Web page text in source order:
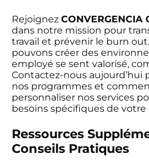
Rejoignez
dans notre mission pour
travail et prévenir le burn
pouvons créer des
employé se sent valorisé,
Contactez-nous aujourd’hui
nos programmes et
personnaliser nos services
besoins spécifiques de votre
Ressources
Conseils Pratiques